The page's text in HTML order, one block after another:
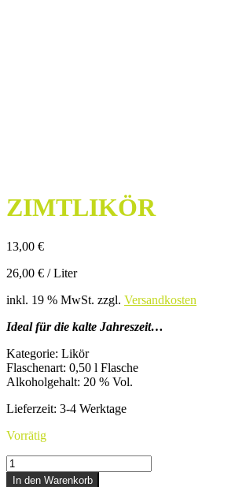
ZIMTLIKÖR
13,00 €
26,00 € /Liter
inkl. 19 % MwSt. zzgl. Versandkosten
Ideal für die kalte Jahreszeit…
Kategorie: Likör
Flaschenart: 0,50 l Flasche
Alkoholgehalt: 20 % Vol.
Lieferzeit: 3-4 Werktage
Vorrätig
ZIMTLIKÖR
Menge
In den Warenkorb